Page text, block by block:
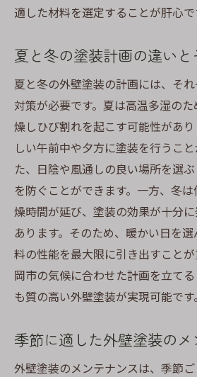
適した材料を選定することが肝心で
夏と冬の塗装計画の違いと
夏と冬の外壁塗装の計画には、そ
対策が必要です。夏は高温多湿の
燥しひび割れを起こす可能性があ
しい午前中や夕方に塗装を行うこ
た、日陰や風通しの良い場所を選
を防ぐことができます。一方、冬
燥時間が延び、塗装の効果が十分
あります。そのため、暖かい日を
料の性能を最大限に引き出すこと
岡市の気候に合わせた計画を立て
も質の高い外壁塗装が実現可能です。
季節に適した外壁塗装の
外壁塗装のメンテナンスは、季節